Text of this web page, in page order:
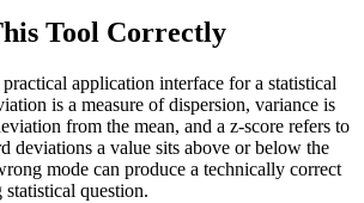
Tool Correctly
application interface for a statistical
is a measure of dispersion, variance is
from the mean, and a z-score refers to
deviations a value sits above or below the
mode can produce a technically correct
question.